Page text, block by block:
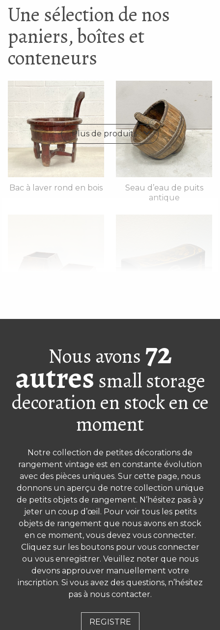
Une sélection de nos
paniers, boîtes et
conteneurs
Bac à laver rond en bois
Seau d’eau de puits
antique
Conteneurs de riz L
Petit plumier avec
Paniers à grue en bois
Paire de paniers de
mariage
Authentique tirelire
ancienne.
Vieux plateau vertical
en bois
Plus de produits
Nous avons 72
autres small storage
decoration en stock en ce
moment
Notre collection de petites décorations de
rangement vintage est en constante évolution
avec des pièces uniques. Sur cette page, nous
donnons un aperçu de notre collection unique
de petits objets de rangement. N’hésitez pas à y
jeter un coup d’œil. Pour voir tous les petits
objets de rangement que nous avons en stock
en ce moment, vous devez vous connecter.
Cliquez sur les boutons pour vous connecter
ou vous enregistrer. Veuillez noter que nous
devons approuver manuellement votre
inscription. Si vous avez des questions, n’hésitez
pas à nous contacter.
REGISTRE